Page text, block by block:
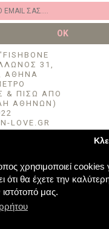
χρησιμοποιεί cookies
ότι θα έχετε την
ιστότοπό μας.
OK
31,
ΑΘΉΝΑ
& ΠΙΣΩ ΑΠΟ
ΑΘΗΝΩΝ)
LOVE.GR